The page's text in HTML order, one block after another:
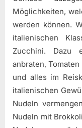
Möglichkeiten,
werden können.
italienischen
Zucchini. Dazu
anbraten,
und alles im
italienischen
Nudeln
Nudeln mit